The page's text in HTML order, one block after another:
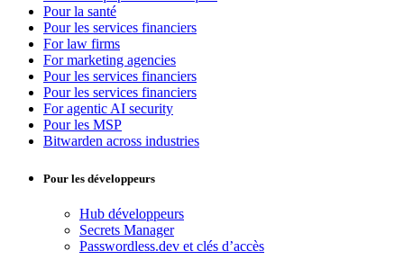
Pour la santé
Pour les services financiers
For law firms
For marketing agencies
Pour les services financiers
Pour les services financiers
For agentic AI security
Pour les MSP
Bitwarden across industries
Pour les développeurs
Hub développeurs
Secrets Manager
Passwordless.dev et clés d’accès